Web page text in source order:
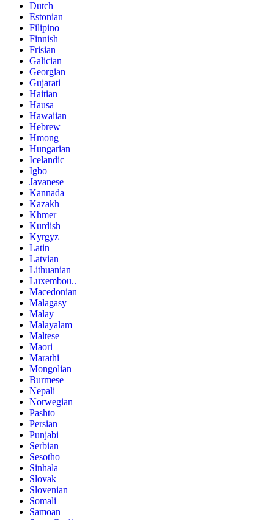
Dutch
Estonian
Filipino
Finnish
Frisian
Galician
Georgian
Gujarati
Haitian
Hausa
Hawaiian
Hebrew
Hmong
Hungarian
Icelandic
Igbo
Javanese
Kannada
Kazakh
Khmer
Kurdish
Kyrgyz
Latin
Latvian
Lithuanian
Luxembou..
Macedonian
Malagasy
Malay
Malayalam
Maltese
Maori
Marathi
Mongolian
Burmese
Nepali
Norwegian
Pashto
Persian
Punjabi
Serbian
Sesotho
Sinhala
Slovak
Slovenian
Somali
Samoan